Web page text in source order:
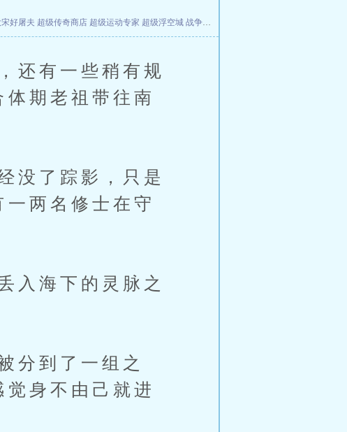
宋好屠夫 超级传奇商店 超级运动专家 超级浮空城 战争天堂
还有一些稍有规
期老祖带往南
没了踪影，只是
两名修士在守
入海下的灵脉之
分到了一组之
身不由己就进